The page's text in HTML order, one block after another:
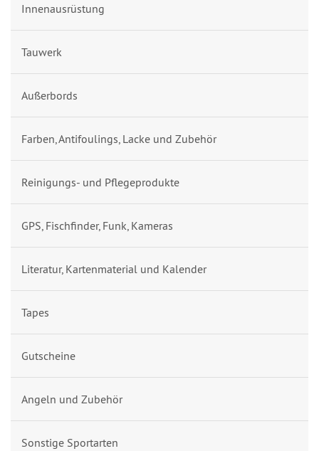
Innenausrüstung
Tauwerk
Außerbords
Farben, Antifoulings, Lacke und Zubehör
Reinigungs- und Pflegeprodukte
GPS, Fischfinder, Funk, Kameras
Literatur, Kartenmaterial und Kalender
Tapes
Gutscheine
Angeln und Zubehör
Sonstige Sportarten